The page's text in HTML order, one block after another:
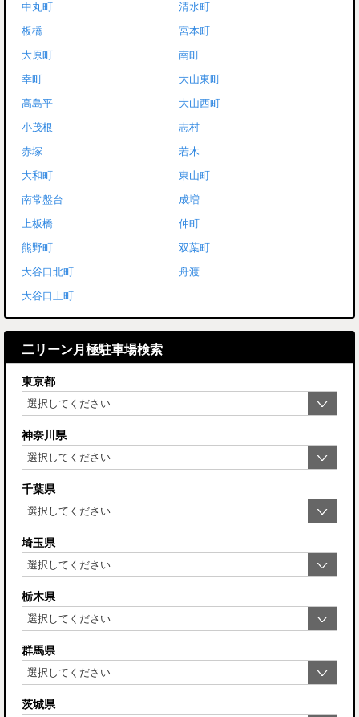
中丸町
清水町
板橋
宮本町
大原町
南町
幸町
大山東町
高島平
大山西町
小茂根
志村
赤塚
若木
大和町
東山町
南常盤台
成増
上板橋
仲町
熊野町
双葉町
大谷口北町
舟渡
大谷口上町
二リーン月極駐車場検索
東京都
神奈川県
千葉県
埼玉県
栃木県
群馬県
茨城県